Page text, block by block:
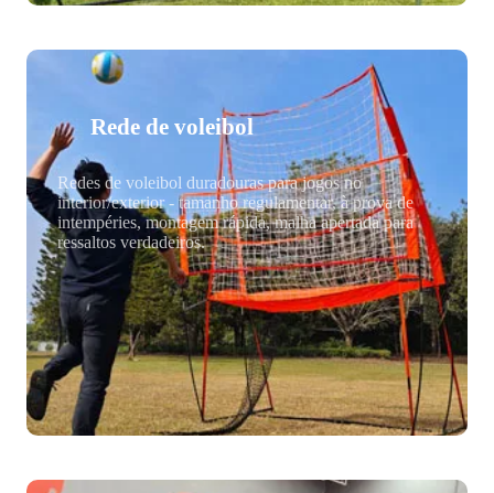
Rede de voleibol
Redes de voleibol duradouras para jogos no
interior/exterior - tamanho regulamentar, à prova de
intempéries, montagem rápida, malha apertada para
ressaltos verdadeiros.